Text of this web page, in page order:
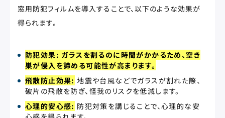
窓用防犯フィルムを導入することで、以下のような効果が
得られます。
防犯効果: ガラスを割るのに時間がかかるため、空き
巣が侵入を諦める可能性が高まります。
飛散防止効果: 地震や台風などでガラスが割れた際、
破片の飛散を防ぎ、怪我のリスクを低減します。
心理的安心感: 防犯対策を講じることで、心理的な安